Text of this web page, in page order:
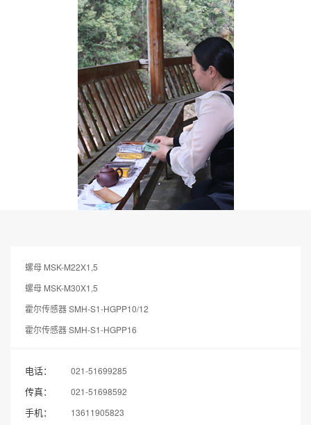
螺母 MSK-M22X1,5
螺母 MSK-M30X1,5
霍尔传感器 SMH-S1-HGPP10/12
霍尔传感器 SMH-S1-HGPP16
电话： 021-51699285
传真： 021-51698592
手机： 13611905823